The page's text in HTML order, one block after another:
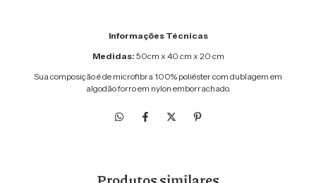
Informações Técnicas
Medidas: 50cm x 40 cm x 20 cm
Sua composição é de microfibra 100% poliéster com dublagem em
algodão forro em nylon emborrachado.